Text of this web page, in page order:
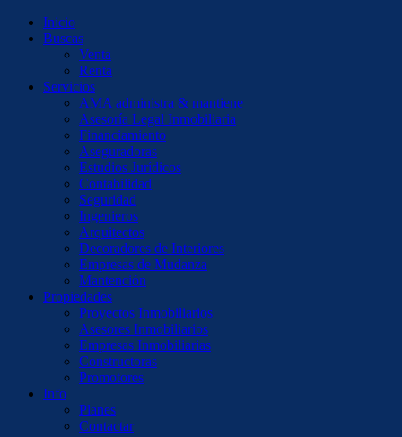
Inicio
Buscas
Venta
Renta
Servicios
AMA administra & mantiene
Asesoría Legal Inmobiliaria
Financiamiento
Aseguradoras
Estudios Jurídicos
Contabilidad
Seguridad
Ingenieros
Arquitectos
Decoradores de Interiores
Empresas de Mudanza
Mantención
Propiedades
Proyectos Inmobiliarios
Asesores Inmobiliarios
Empresas Inmobiliarias
Constructoras
Promotores
Info
Planes
Contactar